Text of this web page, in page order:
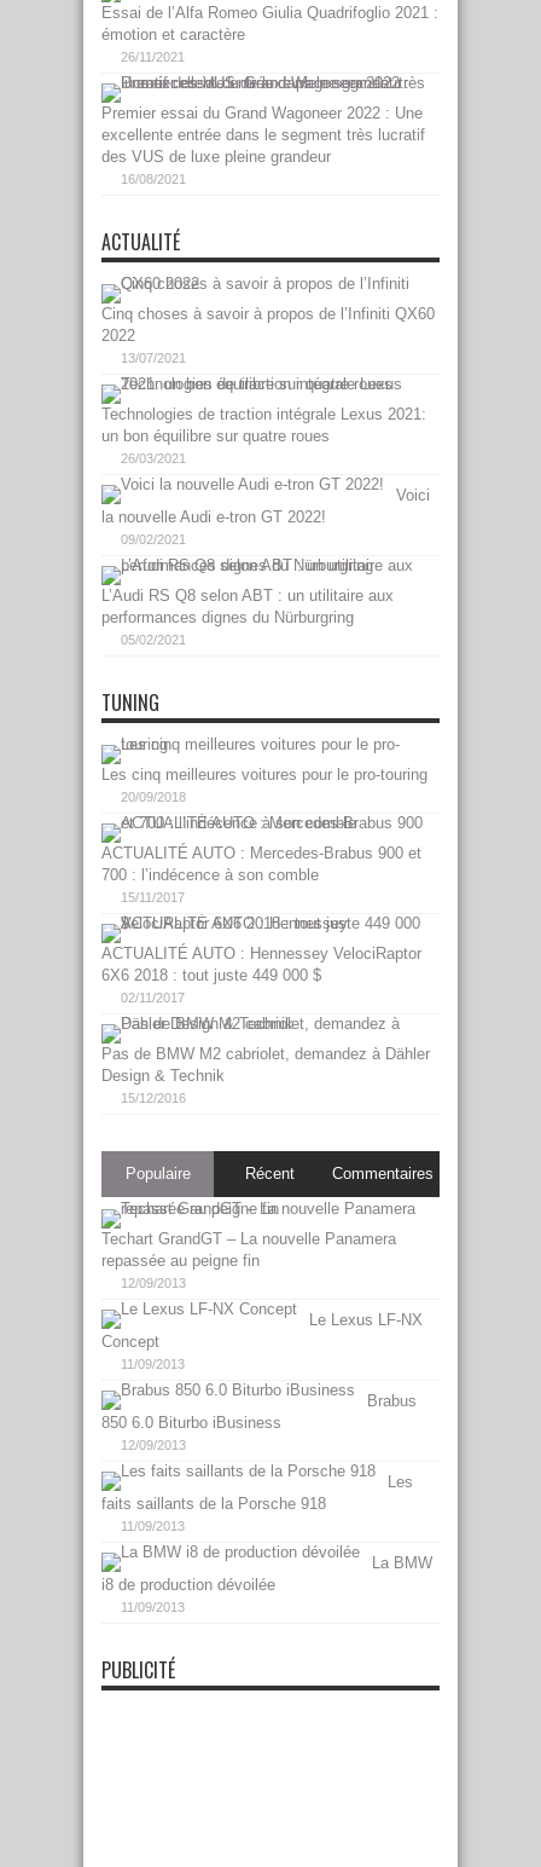
Essai de l’Alfa Romeo Giulia Quadrifoglio 2021 :
émotion et caractère
26/11/2021
Premier essai du Grand Wagoneer 2022 : Une
excellente entrée dans le segment très lucratif
des VUS de luxe pleine grandeur
16/08/2021
ACTUALITÉ
Cinq choses à savoir à propos de l’Infiniti QX60
2022
13/07/2021
Technologies de traction intégrale Lexus 2021:
un bon équilibre sur quatre roues
26/03/2021
Voici
la nouvelle Audi e-tron GT 2022!
09/02/2021
L’Audi RS Q8 selon ABT : un utilitaire aux
performances dignes du Nürburgring
05/02/2021
TUNING
Les cinq meilleures voitures pour le pro-touring
20/09/2018
ACTUALITÉ AUTO : Mercedes-Brabus 900 et
700 : l’indécence à son comble
15/11/2017
ACTUALITÉ AUTO : Hennessey VelociRaptor
6X6 2018 : tout juste 449 000 $
02/11/2017
Pas de BMW M2 cabriolet, demandez à Dähler
Design & Technik
15/12/2016
Populaire Récent Commentaires
Techart GrandGT – La nouvelle Panamera
repassée au peigne fin
12/09/2013
Le Lexus LF-NX
Concept
11/09/2013
Brabus
850 6.0 Biturbo iBusiness
12/09/2013
Les
faits saillants de la Porsche 918
11/09/2013
La BMW
i8 de production dévoilée
11/09/2013
PUBLICITÉ